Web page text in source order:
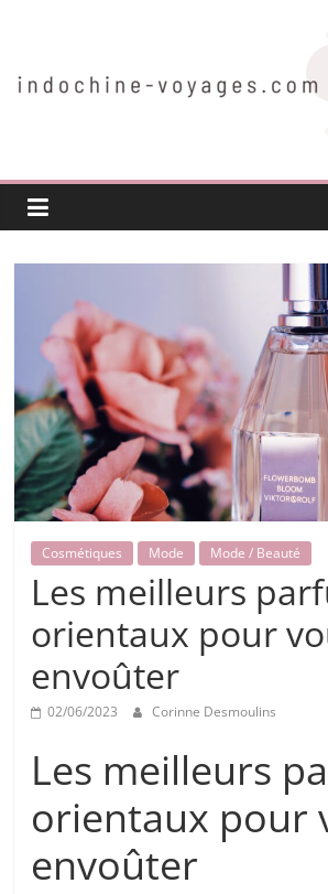
indochine-
voyages.com
Voyager
Cosmétiques Mode Mode / Beauté
Les meilleurs
orientaux pour
envoûter
02/06/2023 Corinne Desmoulins
Les meilleurs
orientaux pour
envoûter